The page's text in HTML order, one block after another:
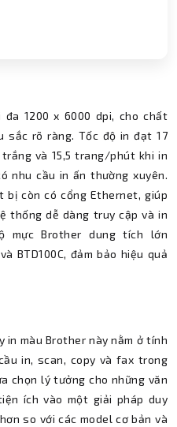
1200 x 6000 dpi, cho chất
sắc rõ ràng. Tốc độ in đạt 17
và 15,5 trang/phút khi in
nhu cầu in ấn thường xuyên.
bị còn có cổng Ethernet, giúp
thống dễ dàng truy cập và in
mực Brother dung tích lớn
BTD100C, đảm bảo hiệu quả
in màu Brother này nằm ở tính
in, scan, copy và fax trong
chọn lý tưởng cho những văn
ích vào một giải pháp duy
so với các model cơ bản và